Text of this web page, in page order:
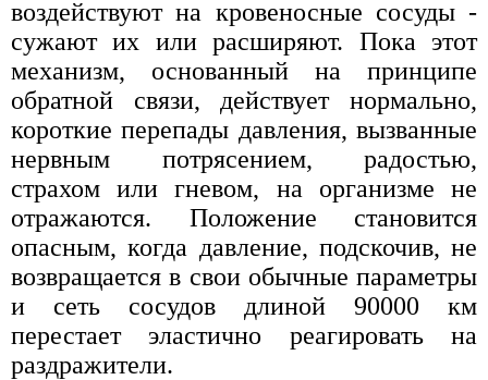
воздействуют на кровеносные сосуды -
сужают их или расширяют. Пока этот
механизм, основанный на принципе
обратной связи, действует нормально,
короткие перепады давления, вызванные
нервным потрясением, радостью,
страхом или гневом, на организме не
отражаются. Положение становится
опасным, когда давление, подскочив, не
возвращается в свои обычные параметры
и сеть сосудов длиной 90000 км
перестает эластично реагировать на
раздражители.